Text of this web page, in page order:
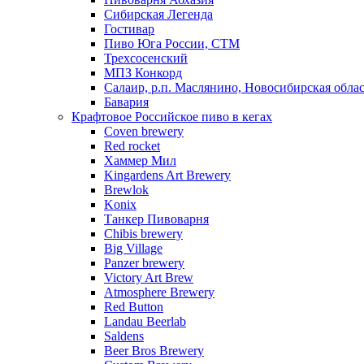
Сибирская Легенда
Гостивар
Пиво Юга России, СТМ
Трехсосенский
МПЗ Конкорд
Салаир, р.п. Маслянино, Новосибирская
Бавария
Крафтовое Российское пиво в кегах
Coven brewery
Red rocket
Хаммер Мил
Kingardens Art Brewery
Brewlok
Konix
Танкер Пивоварня
Chibis brewery
Big Village
Panzer brewery
Victory Art Brew
Atmosphere Brewery
Red Button
Landau Beerlab
Saldens
Beer Bros Brewery